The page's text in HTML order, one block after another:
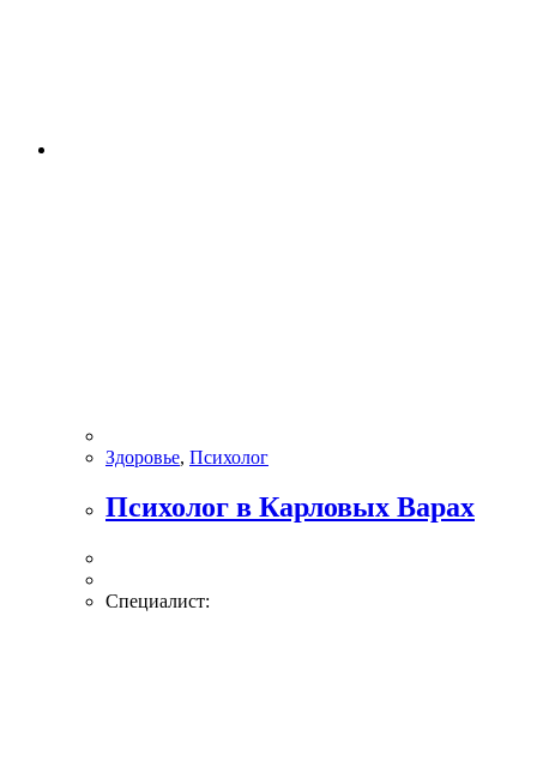
Здоровье, Психолог
Психолог в Карловых Варах
Специалист: